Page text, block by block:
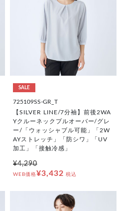
SALE
725109SS-GR_T
【SILVER LINE/7分袖】前後2WA
Yクルーネックプルオーバー/グレ
ー/「ウォッシャブル可能」「2W
AYストレッチ」「防シワ」「UV
加工」「接触冷感」
¥4,290
WEB価格¥3,432 税込